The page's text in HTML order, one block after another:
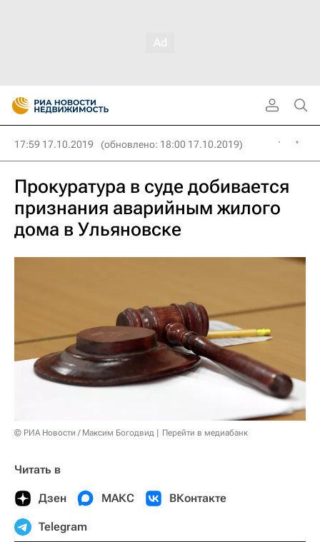
17:59 17.10.2019 (обновлено: 18:00 17.10.2019)
Прокуратура в суде добивается
признания аварийным жилого
дома в Ульяновске
© РИА Новости / Максим Богодвид Перейти в медиабанк
Читать в
Дзен МАКС ВКонтакте
Telegram